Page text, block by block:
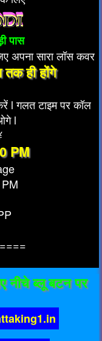
पास
अपना सारा लॉस कवर
तक ही होंगे
l गलत टाइम पर कॉल
l
PM
नीचे ब्लू बटन पर